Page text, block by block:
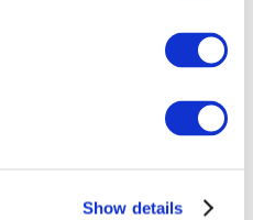
Show details